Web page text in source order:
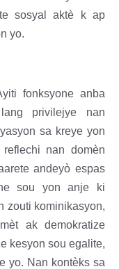
sosyal aktè k ap
yo.
fonksyone anba
privilejye nan
sa kreye yon
nan domèn
andeyò espas
sou yon anje ki
zouti kominikasyon,
ak demokratize
kesyon sou egalite,
yo. Nan kontèks sa